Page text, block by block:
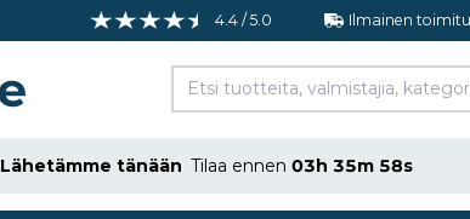
4.4 / 5.0 Ilmainen
Lähetämme tänään Tilaa ennen 03h 35m 58s